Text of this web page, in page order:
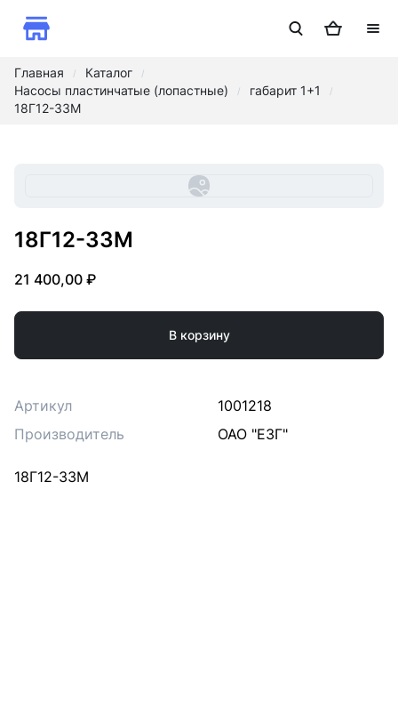
Главная / Каталог /
Насосы пластинчатые (лопастные) / габарит 1+1 /
18Г12-33М
18Г12-33М
21 400,00 ₽
В корзину
Артикул
1001218
Производитель
ОАО "ЕЗГ"
18Г12-33М